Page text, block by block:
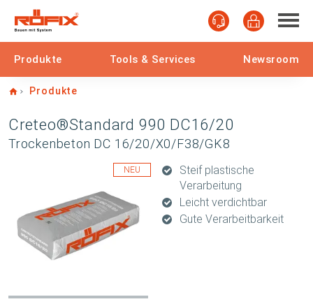
Produkte Tools & Services Newsroom
Home
Produkte
Creteo®Standard 990 DC16/20
Trockenbeton DC 16/20/X0/F38/GK8
NEU
Steif plastische
Verarbeitung
Leicht verdichtbar
Gute Verarbeitbarkeit